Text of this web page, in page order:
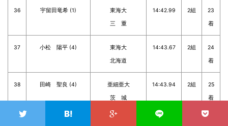
36 宇留田竜希 (1)
東海大
三 重
14:42.99 2組
23
着
37 小松 陽平 (4)
東海大
北海道
14:43.67 2組
24
着
38 田崎 聖良 (4)
亜細亜大
茨 城
14:43.94 2組
25
着